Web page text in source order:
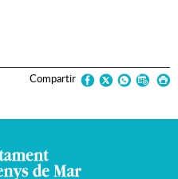
Compartir